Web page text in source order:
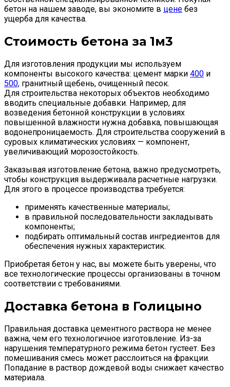
бетон на нашем заводе, вы экономите в цене без
ущерба для качества.
Стоимость бетона за 1м3
Для изготовления продукции мы используем
компоненты высокого качества: цемент марки 400 и
500, гранитный щебень, очищенный песок.
Для строительства некоторых объектов необходимо
вводить специальные добавки. Например, для
возведения бетонной конструкции в условиях
повышенной влажности нужна добавка, повышающая
водонепроницаемость. Для строительства сооружений в
суровых климатических условиях — компонент,
увеличивающий морозостойкость.
Заказывая изготовление бетона, важно предусмотреть,
чтобы конструкция выдерживала расчетные нагрузки.
Для этого в процессе производства требуется:
применять качественные материалы;
в правильной последовательности закладывать
компоненты;
подбирать оптимальный состав ингредиентов для
обеспечения нужных характеристик.
Приобретая бетон у нас, вы можете быть уверены, что
все технологические процессы организованы в точном
соответствии с требованиями.
Доставка бетона в Голицыно
Правильная доставка цементного раствора не менее
важна, чем его технологичное изготовление. Из-за
нарушения температурного режима бетон густеет. Без
помешивания смесь может расслоиться на фракции.
Попадание в раствор дождевой воды снижает качество
материала.